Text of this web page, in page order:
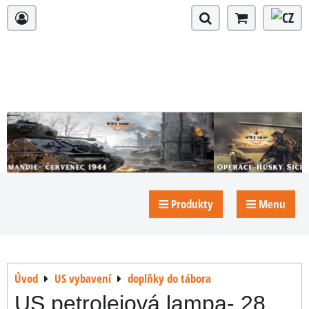
Produkty Menu
Úvod US vybavení doplňky do tábora
US petrolejová lampa- 28